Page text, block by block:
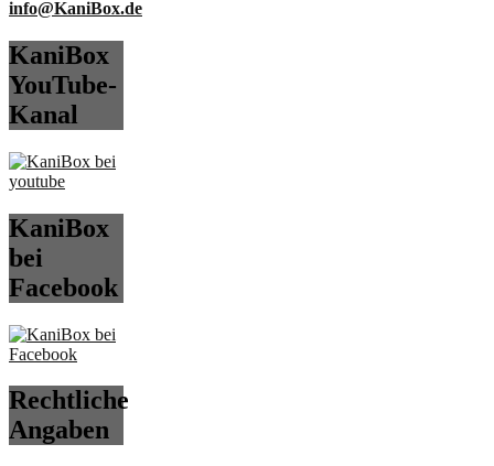
info@KaniBox.de
KaniBox
YouTube-
Kanal
KaniBox
bei
Facebook
Rechtliche
Angaben